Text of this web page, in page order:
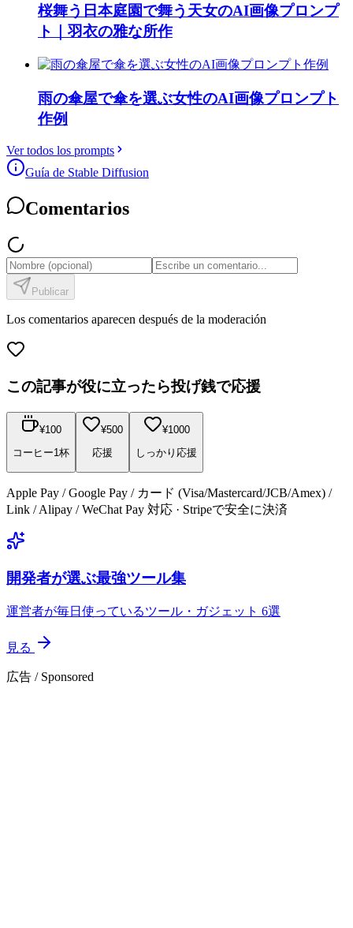
桜舞う日本庭園で舞う天女のAI画像プロンプ
ト｜羽衣の雅な所作
雨の傘屋で傘を選ぶ女性のAI画像プロンプト
作例
Ver todos los prompts
Guía de Stable Diffusion
Comentarios
Publicar
Los comentarios aparecen después de la moderación
この記事が役に立ったら投げ銭で応援
¥100
コーヒー1杯
¥500
応援
¥1000
しっかり応援
Apple Pay / Google Pay / カード (Visa/Mastercard/JCB/Amex) /
Link / Alipay / WeChat Pay 対応 · Stripeで安全に決済
開発者が選ぶ最強ツール集
運営者が毎日使っているツール・ガジェット 6選
見る
広告 / Sponsored